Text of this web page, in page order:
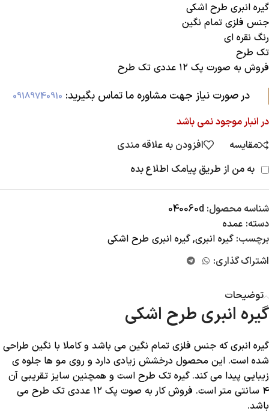
گیره انبری طرح اشکی
جنس فلزی تمام نگین
رنگ نقره ای
تک طرح
فروش به صورت پک ۱۲ عددی تک طرح
در صورت نیاز جهت مشاوره ما تماس بگیرید:‌ 09189740910
در انبار موجود نمی باشد
مقایسه
افزودن به علاقه مندی
به من از طریق پیامک اطلاع بده
شناسه محصول: 040060d
دسته: عمده
برچسب: گیره انبری,گیره انبری طرح اشکی
اشتراک گذاری:
توضیحات
گیره انبری طرح اشکی
گیره انبری که جنس فلزی تمام نگین می باشد و کاملا با نگین طراحی
شده است. این محصول درخشش زیادی دارد و روی مو ها جلوه ی
زیبایی پیدا می کند. گیره تک طرح است و همچنین سایز تقریبی آن
۴ سانتی متر است. فروش کار به صوت پک ۱۲ عددی تک طرح می
باشد.